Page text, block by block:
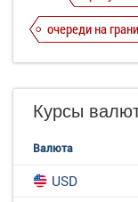
очереди на
Курсы
Валюта
USD